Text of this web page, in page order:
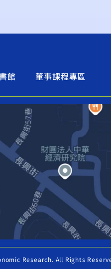
館 董事課程專區
Research. All Rights